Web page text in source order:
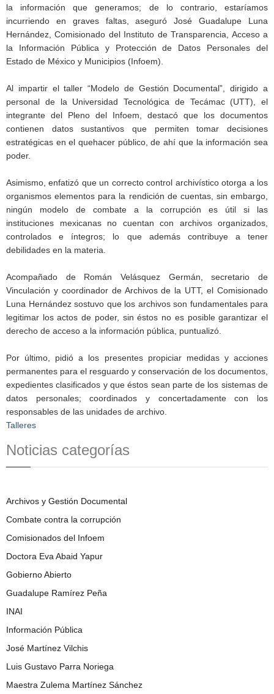
la información que generamos; de lo contrario, estaríamos
incurriendo en graves faltas, aseguró José Guadalupe Luna
Hernández, Comisionado del Instituto de Transparencia, Acceso a
la Información Pública y Protección de Datos Personales del
Estado de México y Municipios (Infoem).
Al impartir el taller “Modelo de Gestión Documental”, dirigido a
personal de la Universidad Tecnológica de Tecámac (UTT), el
integrante del Pleno del Infoem, destacó que los documentos
contienen datos sustantivos que permiten tomar decisiones
estratégicas en el quehacer público, de ahí que la información sea
poder.
Asimismo, enfatizó que un correcto control archivístico otorga a los
organismos elementos para la rendición de cuentas, sin embargo,
ningún modelo de combate a la corrupción es útil si las
instituciones mexicanas no cuentan con archivos organizados,
controlados e íntegros; lo que además contribuye a tener
debilidades en la materia.
Acompañado de Román Velásquez Germán, secretario de
Vinculación y coordinador de Archivos de la UTT, el Comisionado
Luna Hernández sostuvo que los archivos son fundamentales para
legitimar los actos de poder, sin éstos no es posible garantizar el
derecho de acceso a la información pública, puntualizó.
Por último, pidió a los presentes propiciar medidas y acciones
permanentes para el resguardo y conservación de los documentos,
expedientes clasificados y que éstos sean parte de los sistemas de
datos personales; coordinados y concertadamente con los
responsables de las unidades de archivo.
Talleres
Noticias categorías
Archivos y Gestión Documental
Combate contra la corrupción
Comisionados del Infoem
Doctora Eva Abaid Yapur
Gobierno Abierto
Guadalupe Ramírez Peña
INAI
Información Pública
José Martínez Vilchis
Luis Gustavo Parra Noriega
Maestra Zulema Martínez Sánchez